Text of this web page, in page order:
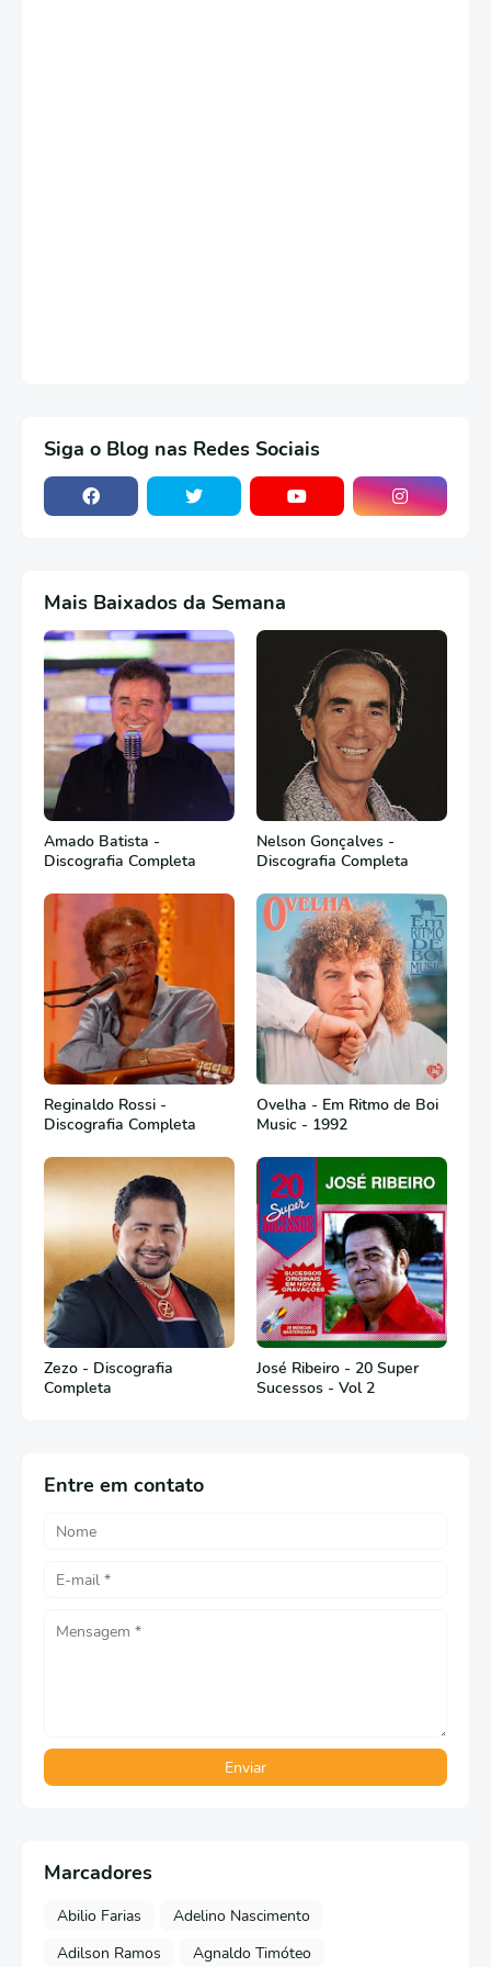
Siga o Blog nas Redes Sociais
Mais Baixados da Semana
Amado Batista -
Discografia Completa
Nelson Gonçalves -
Discografia Completa
Reginaldo Rossi -
Discografia Completa
Ovelha - Em Ritmo de Boi
Music - 1992
Zezo - Discografia
Completa
José Ribeiro - 20 Super
Sucessos - Vol 2
Entre em contato
Marcadores
Abilio Farias
Adelino Nascimento
Adilson Ramos
Agnaldo Timóteo